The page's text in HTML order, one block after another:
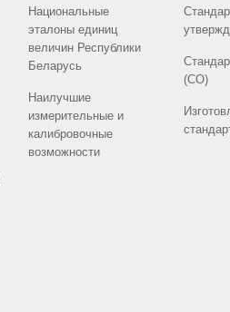
Национальные
эталоны единиц
величин Республики
Беларусь
Наилучшие
измерительные и
калибровочные
возможности
(СО)